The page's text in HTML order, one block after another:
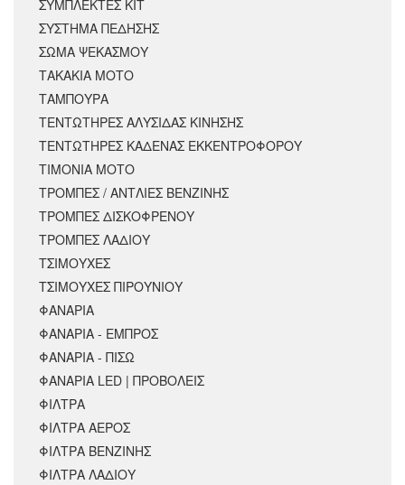
ΣΥΜΠΛΕΚΤΕΣ ΚΙΤ
ΣΥΣΤΗΜΑ ΠΕΔΗΣΗΣ
ΣΩΜΑ ΨΕΚΑΣΜΟΥ
ΤΑΚΑΚΙΑ ΜΟΤΟ
ΤΑΜΠΟΥΡΑ
ΤΕΝΤΩΤΗΡΕΣ ΑΛΥΣΙΔΑΣ ΚΙΝΗΣΗΣ
ΤΕΝΤΩΤΗΡΕΣ ΚΑΔΕΝΑΣ ΕΚΚΕΝΤΡΟΦΟΡΟΥ
ΤΙΜΟΝΙΑ ΜΟΤΟ
ΤΡΟΜΠΕΣ / ΑΝΤΛΙΕΣ ΒΕΝΖΙΝΗΣ
ΤΡΟΜΠΕΣ ΔΙΣΚΟΦΡΕΝΟΥ
ΤΡΟΜΠΕΣ ΛΑΔΙΟΥ
ΤΣΙΜΟΥΧΕΣ
ΤΣΙΜΟΥΧΕΣ ΠΙΡΟΥΝΙΟΥ
ΦΑΝΑΡΙΑ
ΦΑΝΑΡΙΑ - ΕΜΠΡΟΣ
ΦΑΝΑΡΙΑ - ΠΙΣΩ
ΦΑΝΑΡΙΑ LED | ΠΡΟΒΟΛΕΙΣ
ΦΙΛΤΡΑ
ΦΙΛΤΡΑ ΑΕΡΟΣ
ΦΙΛΤΡΑ ΒΕΝΖΙΝΗΣ
ΦΙΛΤΡΑ ΛΑΔΙΟΥ